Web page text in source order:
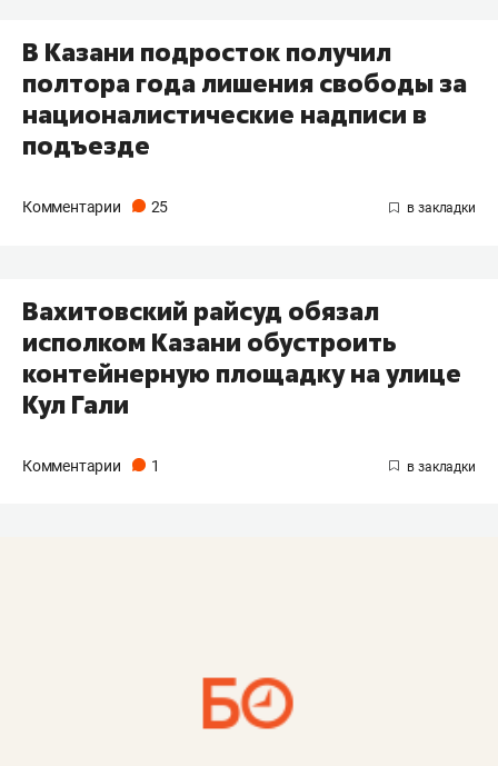
В Казани подросток получил
полтора года лишения свободы за
националистические надписи в
подъезде
Комментарии 25
​Вахитовский райсуд обязал
исполком Казани обустроить
контейнерную площадку на улице
Кул Гали
Комментарии 1